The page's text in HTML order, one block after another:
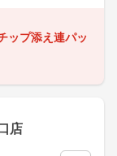
ップ添え連パッ
店